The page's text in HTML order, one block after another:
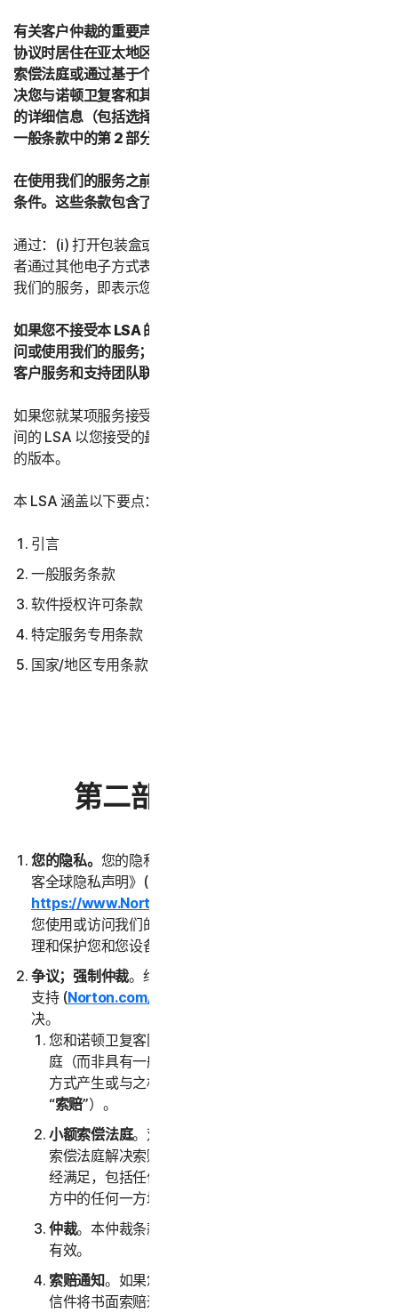
有关客户仲裁的重要声明 – 如果您在接受本授权许可和服务
协议时居住在亚太地区的任何国家/地区，则您同意通过小额
索偿法庭或通过基于个人的仲裁而不是正式的法律程序来解
决您与诺顿卫复客和其关联公司之间的所有争议。有关仲裁
的详细信息（包括选择退出仲裁的程序），请参阅第二部分 -
一般条款中的第 2 部分“争议；强制仲裁”。
在使用我们的服务之前，请仔细阅读本 LSA 中的所有条款和
条件。这些条款包含了有关您的权利和义务的重要信息。
通过：(i) 打开包装盒或撕掉封签；或者 (ii) 单击“我同意”或
者通过其他电子方式表示同意；或者 (iii) 加载、访问或使用
我们的服务，即表示您接受本 LSA 的条款和条件。
如果您不接受本 LSA 的条款和条件：(i) 请勿下载、安装、访
问或使用我们的服务；并且 (iii) 与您的提供商或诺顿卫复客
客户服务和支持团队联系。
如果您就某项服务接受了本 LSA 的多个版本，则您与我们之
间的 LSA 以您接受的最新版本为准，并取代并替换所有先前
的版本。
本 LSA 涵盖以下要点：
引言
一般服务条款
软件授权许可条款
特定服务专用条款
国家/地区专用条款
第二部分 - 一般条款
您的隐私。 您的隐私对我们至关重要。请阅读《诺顿卫复
客全球隐私声明》(
https://www.NortonLifeLock.com/privacy
您使用或访问我们的服务期间，我们如何收集、使用、处
理和保护您和您设备中的数据。
争议；强制仲裁。绝大多数争议均可通过联系客户服务和
支持 (Norton.com/support
决。
您和诺顿卫复客同意由具有约束力的仲裁或小额索偿法
庭（而非具有一般管辖权的法庭）负责裁定服务以任何
方式产生或与之相关的任何争端、索赔或争议（以下称
“索赔”）。
小额索偿法庭。双方中的任何一方均可以寻求通过小额
索偿法庭解决索赔，前提是小额索偿法庭的所有要求已
经满足，包括任何与管辖权和争议金额相关的限制。双
方中的任何一方均可以寻求通过新加坡法庭解决索赔。
仲裁。本仲裁条款在本 LSA 和/或您的服务终止后继续
有效。
索赔通知。如果您选择寻求仲裁，则必须首先通过挂号
信件将书面索赔通知（以下称“